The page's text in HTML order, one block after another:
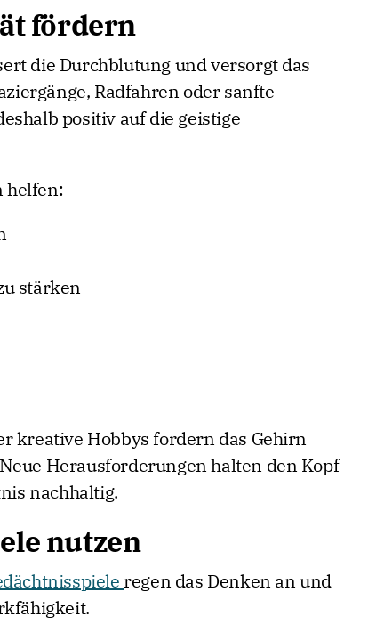
fördern
die Durchblutung und versorgt das
Radfahren oder sanfte
positiv auf die geistige
helfen:
stärken
kreative Hobbys fordern das Gehirn
Herausforderungen halten den Kopf
nachhaltig.
nutzen
regen das Denken an und